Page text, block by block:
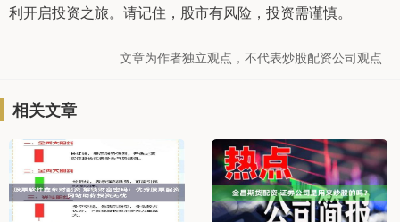
利开启投资之旅。请记住，股市有风险，投资需谨慎。
文章为作者独立观点，不代表炒股配资公司观点
相关文章